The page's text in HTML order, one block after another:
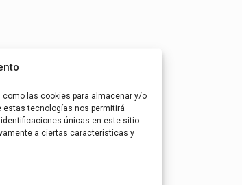
las cookies para almacenar y/o
estas tecnologías nos permitirá
únicas en este sitio.
a ciertas características y